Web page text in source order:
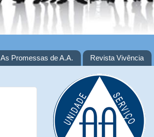
As Promessas de A.A. Revista Vivência